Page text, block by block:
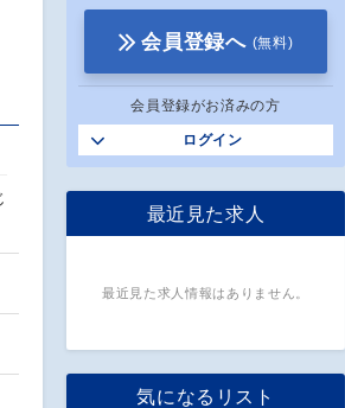
会員登録へ (無料)
会員登録がお済みの方
ログイン
最近見た求人
最近見た求人情報はありません。
気になるリスト